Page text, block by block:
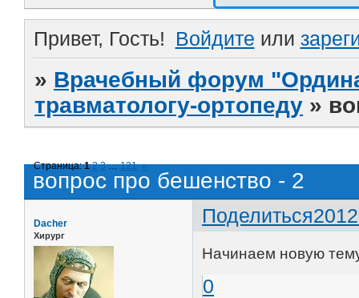
Привет, Гость! Войдите или
» Врачебный форум
травматологу-ортопеду »
вопрос про бешенство - 2
Страница:1 2 3 … 121 »
Поделиться
Dacher
Хирург
Начинаем новую
0